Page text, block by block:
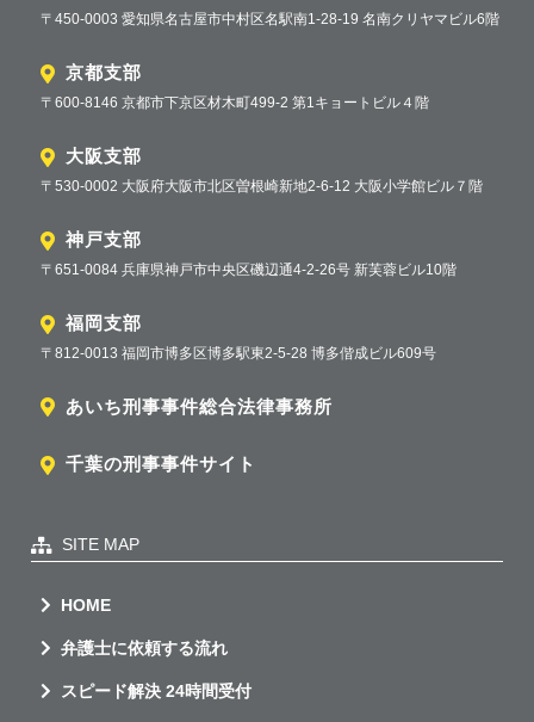
〒450-0003 愛知県名古屋市中村区名駅南1-28-19 名南クリヤマビル6階
京都支部
〒600-8146 京都市下京区材木町499-2 第1キョートビル４階
大阪支部
〒530-0002 大阪府大阪市北区曽根崎新地2-6-12 大阪小学館ビル７階
神戸支部
〒651-0084 兵庫県神戸市中央区磯辺通4-2-26号 新芙蓉ビル10階
福岡支部
〒812-0013 福岡市博多区博多駅東2-5-28 博多偕成ビル609号
あいち刑事事件総合法律事務所
千葉の刑事事件サイト
SITE MAP
HOME
弁護士に依頼する流れ
スピード解決 24時間受付